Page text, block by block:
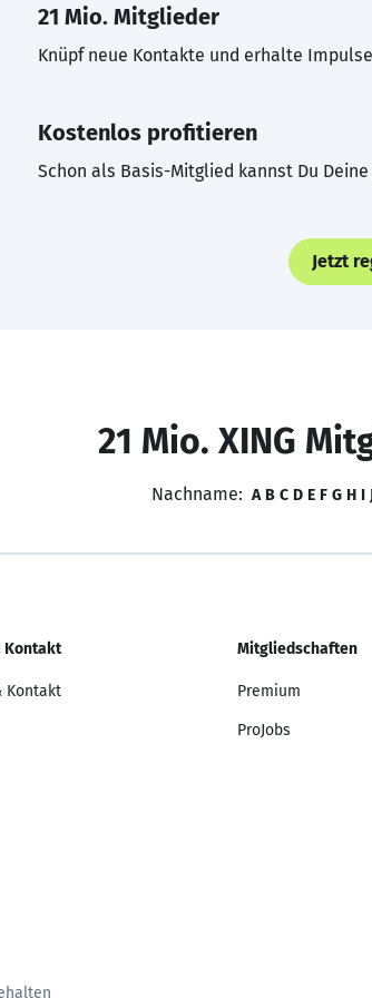
21 Mio. Mitglieder
Knüpf neue Kontakte und erhalte
Kostenlos profitieren
Schon als Basis-Mitglied kannst Du
Jetzt
21 Mio. XING
Nachname: A B C D E F G H I
Kontakt
Kontakt
Mitgliedschaften
Premium
ProJobs